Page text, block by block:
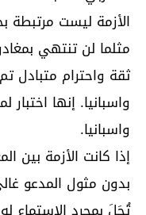
الأزمة ليست مرتبطة
مثلما لن تنتهي
ثقة واحترام متبادل
واسبانيا. إنها
واسبانيا.
إذا كانت الأزمة بين
بدون مثول المدعو